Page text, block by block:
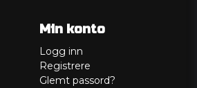
Min konto
Logg inn
Registrere
Glemt passord?